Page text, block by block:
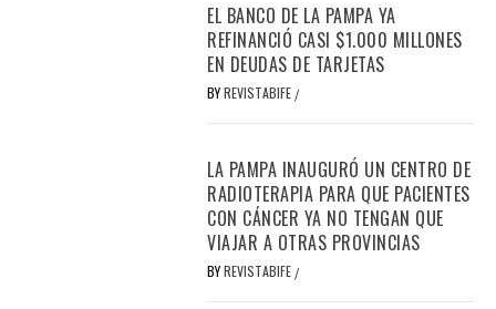
EL BANCO DE LA PAMPA YA
REFINANCIÓ CASI $1.000 MILLONES
EN DEUDAS DE TARJETAS
BYREVISTABIFE /
LA PAMPA INAUGURÓ UN CENTRO DE
RADIOTERAPIA PARA QUE PACIENTES
CON CÁNCER YA NO TENGAN QUE
VIAJAR A OTRAS PROVINCIAS
BYREVISTABIFE /